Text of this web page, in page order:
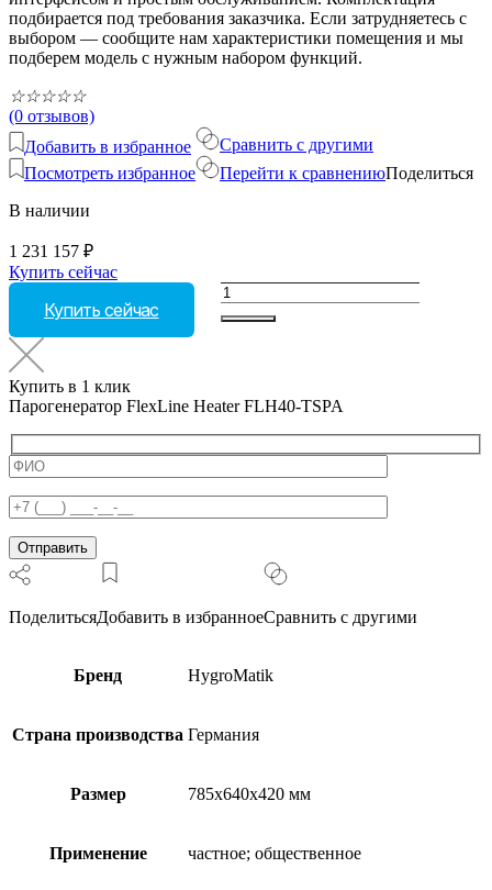
подбирается под требования заказчика. Если затрудняетесь с
выбором — сообщите нам характеристики помещения и мы
подберем модель с нужным набором функций.
☆☆☆☆☆
(0 отзывов)
Добавить в избранное
Посмотреть избранное
Сравнить с другими
Перейти к сравнениюПоделиться
В наличии
1 231 157 ₽
Купить сейчас
Купить сейчас
Количество
TSPA
Купить в 1 клик
Парогенератор FlexLine Heater FLH40-TSPA
ПоделитьсяДобавить в избранноеСравнить с другими
Бренд HygroMatik
Страна производства Германия
Размер 785x640x420 мм
Применение частное; общественное